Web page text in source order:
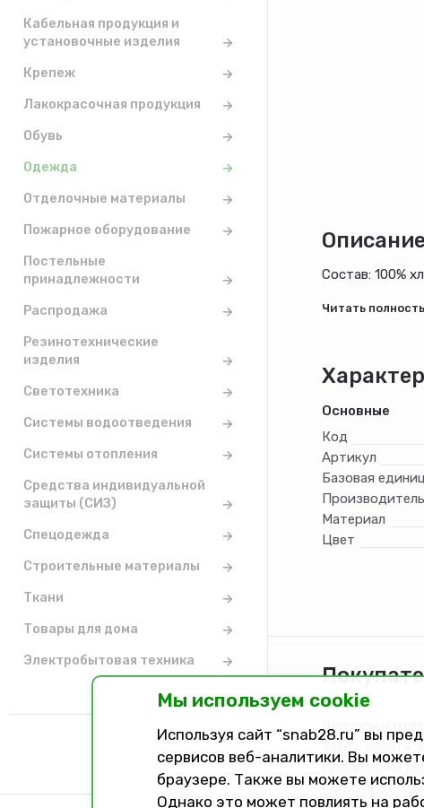
Кабельная продукция и
установочные изделия
Крепеж
Лакокрасочная продукция
Обувь
Одежда
Отделочные материалы
Пожарное оборудование
Постельные
принадлежности
Распродажа
Резинотехнические
изделия
Светотехника
Системы водоотведения
Системы отопления
Средства индивидуальной
защиты (СИЗ)
Спецодежда
Строительные материалы
Ткани
Товары для дома
Электробытовая техника
Состав: 100%
Основные
Код
Артикул
Базовая
Производитель
Материал
Цвет
Каталог
Заказ, оплата,
Подарочные
Политика
Мы используем cookie
Используя сайт “snab28.ru” вы
сервисов веб-аналитики. Вы
браузере. Также вы можете
Однако это может повлиять на